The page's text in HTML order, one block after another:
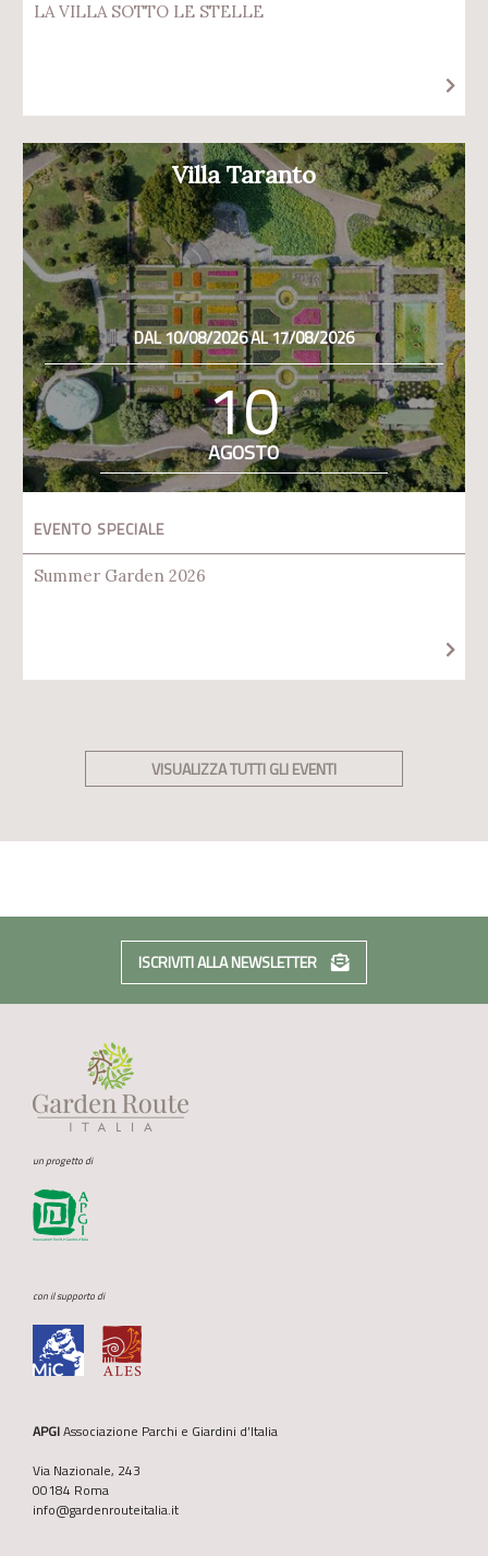
LA VILLA SOTTO LE STELLE
Villa Taranto
DAL 10/08/2026 AL 17/08/2026
10
AGOSTO
EVENTO SPECIALE
Summer Garden 2026
VISUALIZZA TUTTI GLI EVENTI
ISCRIVITI ALLA NEWSLETTER
un progetto di
con il supporto di
APGIAssociazione Parchi e Giardini d’Italia
Via Nazionale, 243
00184 Roma
info@gardenrouteitalia.it